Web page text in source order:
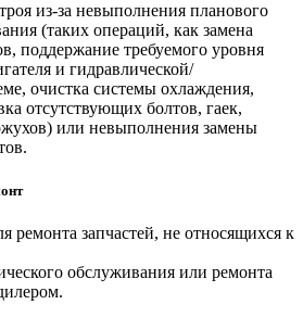
из-за невыполнения планового
(таких операций, как замена
поддержание требуемого уровня
и гидравлической/
очистка системы охлаждения,
отсутствующих болтов, гаек,
или невыполнения замены
ремонта запчастей, не относящихся к
обслуживания или ремонта